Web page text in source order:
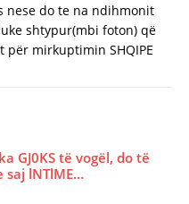
nese do te na ndihmonit
shtypur(mbi foton) që
mirkuptimin SHQIPE
GJ0KS të vogël, do të
saj lNTlME…